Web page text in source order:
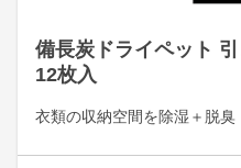
備長炭ドライペット
12枚入
衣類の収納空間を除湿＋脱臭